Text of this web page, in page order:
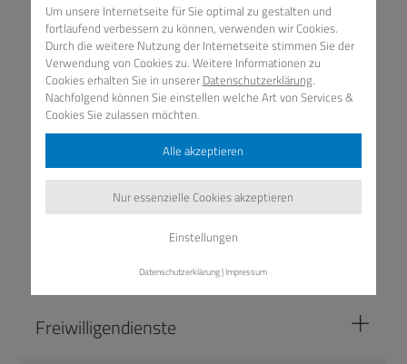
umfangreich. Auf dieser Seite finden Sie eine
Auswahl an informativen Internetseiten, die über
Studien- und Berufsorientierung sowie über
Freiwilligendienste informieren.
Berufsorientierung
Studienorientierung
Freiwilligendienste
Um unsere Internetseite für Sie optimal zu gestalten und
fortlaufend verbessern zu können, verwenden wir Cookies.
Durch die weitere Nutzung der Internetseite stimmen Sie der
Verwendung von Cookies zu. Weitere Informationen zu
Cookies erhalten Sie in unserer Datenschutzerklärung.
Nachfolgend können Sie einstellen welche Art von Services &
Cookies Sie zulassen möchten.
Alle akzeptieren
Nur essenzielle Cookies akzeptieren
Einstellungen
Datenschutzerklärung|Impressum